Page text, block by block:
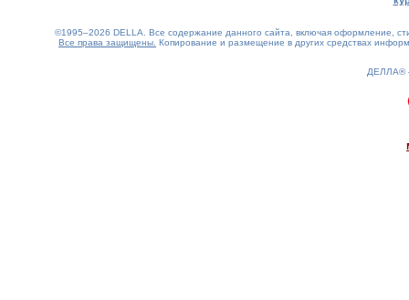
©1995–2026 DELLA. Все содержание данного сайта, включая оформление,
Все права защищены. Копирование и размещение в других средствах